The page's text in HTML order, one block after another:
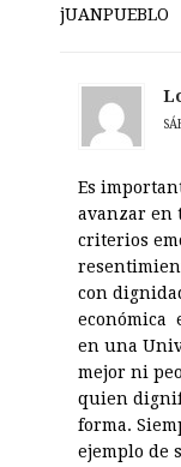
jUANPUEBLO
Es
avanzar en
criterios
con
económica
en una
mejor ni
quien
forma.
ejemplo de